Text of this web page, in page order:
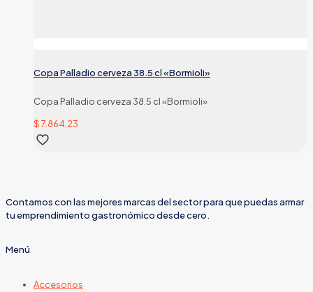
Copa Palladio cerveza 38.5 cl «Bormioli»
Copa Palladio cerveza 38.5 cl «Bormioli»
$7.864,23
Contamos con las mejores marcas del sector para que puedas armar
tu emprendimiento gastronómico desde cero.
Menú
Accesorios